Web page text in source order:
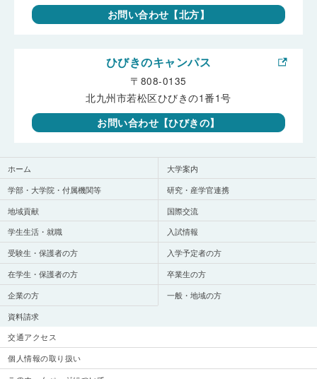
ホーム
大学案内
学部・大学院・付属機関等
研究・産学官連携
地域貢献
国際交流
学生生活・就職
入試情報
受験生・保護者の方
入学予定者の方
在学生・保護者の方
卒業生の方
企業の方
一般・地域の方
資料請求
お問い合わせ【北方】
ひびきのキャンパス
〒808-0135
北九州市若松区ひびきの1番1号
お問い合わせ【ひびきの】
交通アクセス
個人情報の取り扱い